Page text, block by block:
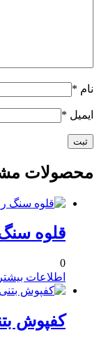
نام *
ایمیل *
محصولات
قلوه
0
اطلاعات بیشتر
کفپوش